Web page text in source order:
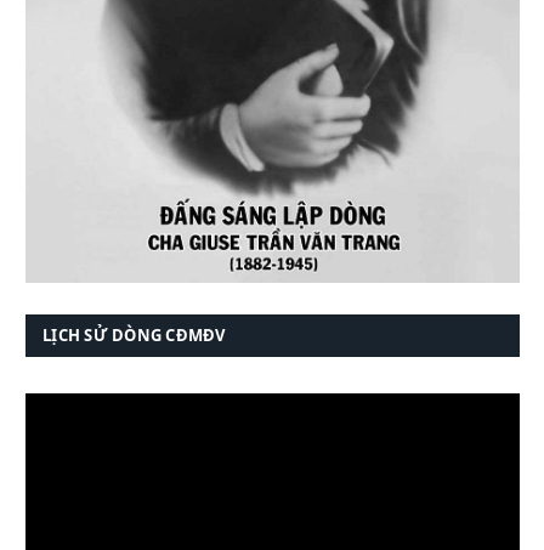
LỊCH SỬ DÒNG CĐMĐV